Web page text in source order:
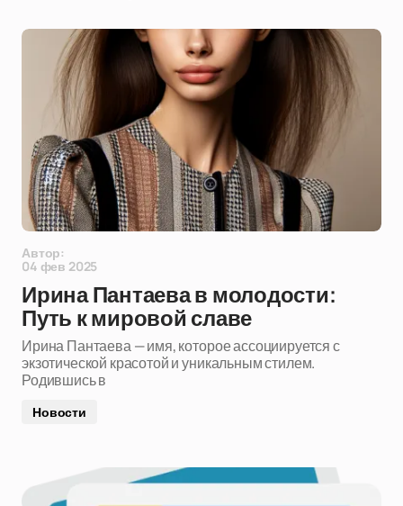
Автор:
04 фев 2025
Ирина Пантаева в молодости:
Путь к мировой славе
Ирина Пантаева — имя, которое ассоциируется с
экзотической красотой и уникальным стилем.
Родившись в
Новости